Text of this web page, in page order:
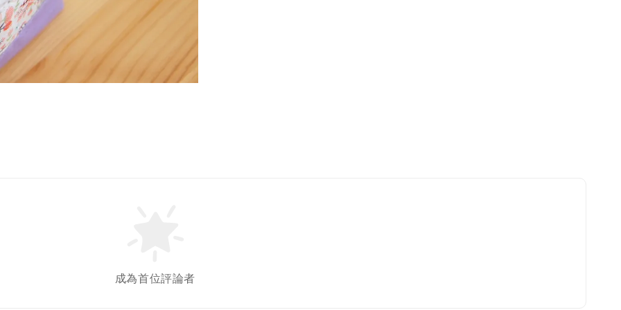
成為首位評論者